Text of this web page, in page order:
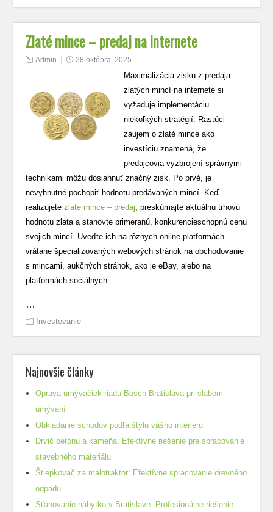
Zlaté mince – predaj na internete
Admin 28 októbra, 2025
Maximalizácia zisku z predaja
zlatých mincí na internete si
vyžaduje implementáciu
niekoľkých stratégií. Rastúci
záujem o zlaté mince ako
investíciu znamená, že
predajcovia vyzbrojení správnymi
technikami môžu dosiahnuť značný zisk. Po prvé, je
nevyhnutné pochopiť hodnotu predávaných mincí. Keď
realizujetezlate mince – predaj, preskúmajte aktuálnu trhovú
hodnotu zlata a stanovte primeranú, konkurencieschopnú cenu
svojich mincí. Uveďte ich na rôznych online platformách
vrátane špecializovaných webových stránok na obchodovanie
s mincami, aukčných stránok, ako je eBay, alebo na
platformách sociálnych
…
Investovanie
Najnovšie články
Oprava umývačiek riadu Bosch Bratislava pri slabom
umývaní
Obkladanie schodov podľa štýlu vášho interiéru
Drvič betónu a kameňa: Efektívne riešenie pre spracovanie
stavebného materiálu
Štiepkovač za malotraktor: Efektívne spracovanie drevného
odpadu
Sťahovanie nábytku v Bratislave: Profesionálne riešenie